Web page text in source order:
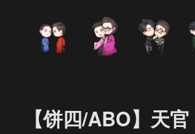
【饼四/ABO】天官